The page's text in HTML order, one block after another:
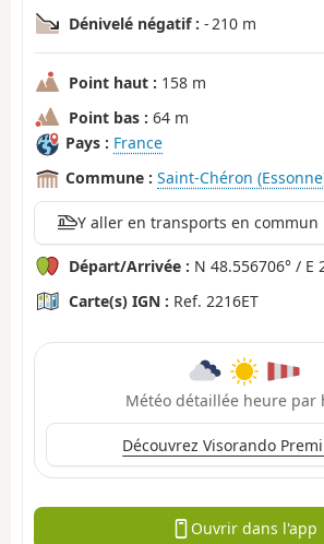
Dénivelé négatif : - 210 m
Point haut : 158 m
Point bas : 64 m
Pays : France
Commune : Saint-Chéron
Y aller en transports en commun
Départ/Arrivée : N 48.556706° / E
Carte(s) IGN : Ref. 2216ET
Météo détaillée heure par
Découvrez Visorando
Ouvrir dans l'app